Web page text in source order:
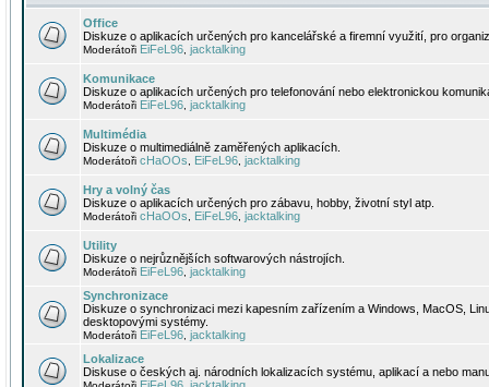
Office
Diskuze o aplikacích určených pro kancelářské a firemní využití, pro
Moderátoři EiFeL96 jacktalking
Komunikace
Diskuze o aplikacích určených pro telefonování nebo elektronickou
Moderátoři EiFeL96 jacktalking
Multimédia
Diskuze o multimediálně zaměřených aplikacích.
Moderátoři cHaOOs EiFeL96 jacktalking
Hry a volný čas
Diskuze o aplikacích určených pro zábavu, hobby, životní styl atp.
Moderátoři cHaOOs EiFeL96 jacktalking
Utility
Diskuze o nejrůznějších softwarových nástrojích.
Moderátoři EiFeL96 jacktalking
Synchronizace
Diskuze o synchronizaci mezi kapesním zařízením a Windows, MacOS,
desktopovými systémy.
Moderátoři EiFeL96 jacktalking
Lokalizace
Diskuse o českých aj. národních lokalizacích systému, aplikací a nebo